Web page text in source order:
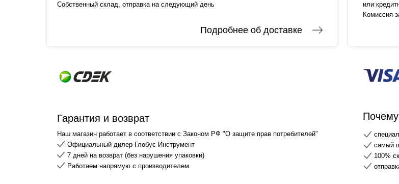
Собственный склад, отправка на следующий день
Подробнее об доставке
или
Комиссия
Гарантия и возврат
Наш магазин работает в соответствии с Законом РФ "О защите прав потребителей"
самый
100%
Официальный дилер Глобус Инструмент
7 дней на возврат (без нарушения упаковки)
Работаем напрямую с производителем